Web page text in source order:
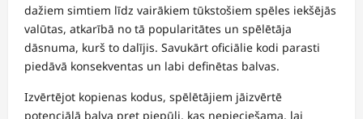
dažiem simtiem līdz vairākiem tūkstošiem spēles iekšējās
valūtas, atkarībā no tā popularitātes un spēlētāja
dāsnuma, kurš to dalījis. Savukārt oficiālie kodi parasti
piedāvā konsekventas un labi definētas balvas.
Izvērtējot kopienas kodus, spēlētājiem jāizvērtē
potenciālā balva pret piepūli, kas nepieciešama, lai